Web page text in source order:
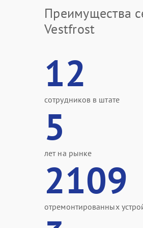
Преимущества
Vestfrost
12
сотрудников в штате
5
лет на рынке
2109
отремонтированных